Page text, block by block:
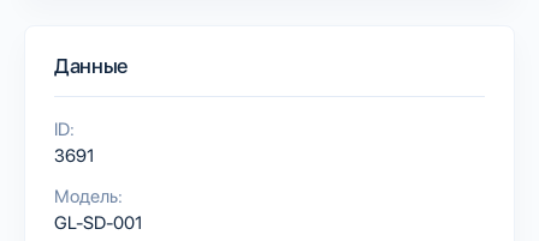
Данные
ID:
3691
Модель:
GL-SD-001